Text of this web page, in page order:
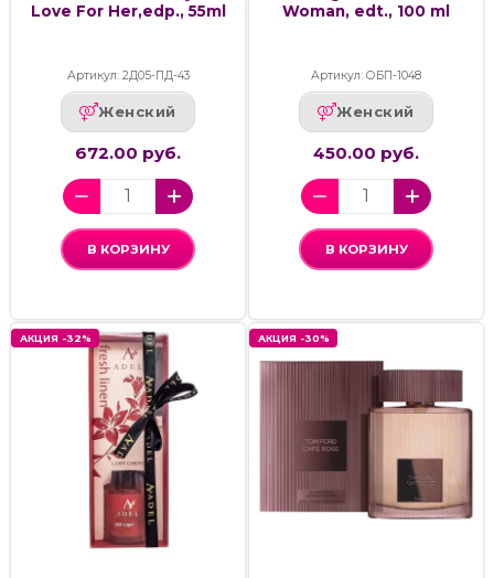
Love For Her,edp., 55ml
Артикул: 2Д05-ПД-43
Женский
672.00 руб.
В КОРЗИНУ
Woman, edt., 100 ml
Артикул: ОБП-1048
Женский
450.00 руб.
В КОРЗИНУ
АКЦИЯ -32% АКЦИЯ -30%